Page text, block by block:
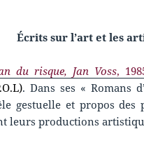
Écrits sur l’art et les
du risque, Jan Voss,
. Dans ses « Romans
gestuelle et propos des
leurs productions